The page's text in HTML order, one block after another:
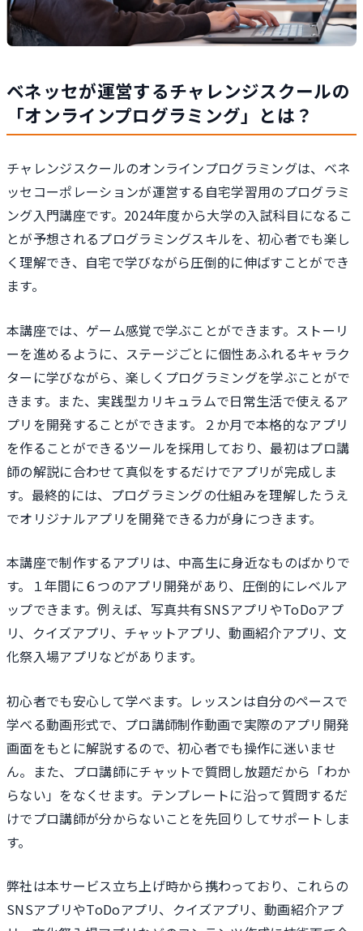
ベネッセが運営するチャレンジスクールの
「オンラインプログラミング」とは？
チャレンジスクールのオンラインプログラミングは、ベネ
ッセコーポレーションが運営する自宅学習用のプログラミ
ング入門講座です。2024年度から大学の入試科目になるこ
とが予想されるプログラミングスキルを、初心者でも楽し
く理解でき、自宅で学びながら圧倒的に伸ばすことができ
ます。
本講座では、ゲーム感覚で学ぶことができます。ストーリ
ーを進めるように、ステージごとに個性あふれるキャラク
ターに学びながら、楽しくプログラミングを学ぶことがで
きます。また、実践型カリキュラムで日常生活で使えるア
プリを開発することができます。２か月で本格的なアプリ
を作ることができるツールを採用しており、最初はプロ講
師の解説に合わせて真似をするだけでアプリが完成しま
す。最終的には、プログラミングの仕組みを理解したうえ
でオリジナルアプリを開発できる力が身につきます。
本講座で制作するアプリは、中高生に身近なものばかりで
す。１年間に６つのアプリ開発があり、圧倒的にレベルア
ップできます。例えば、写真共有SNSアプリやToDoアプ
リ、クイズアプリ、チャットアプリ、動画紹介アプリ、文
化祭入場アプリなどがあります。
初心者でも安心して学べます。レッスンは自分のペースで
学べる動画形式で、プロ講師制作動画で実際のアプリ開発
画面をもとに解説するので、初心者でも操作に迷いませ
ん。また、プロ講師にチャットで質問し放題だから「わか
らない」をなくせます。テンプレートに沿って質問するだ
けでプロ講師が分からないことを先回りしてサポートしま
す。
弊社は本サービス立ち上げ時から携わっており、これらの
SNSアプリやToDoアプリ、クイズアプリ、動画紹介アプ